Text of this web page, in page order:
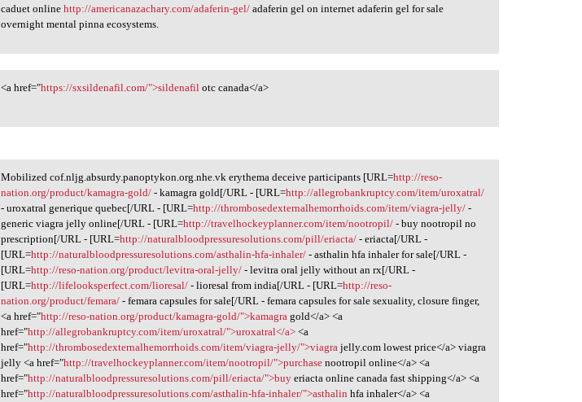
caduet onlinehttp://americanazachary.com/adaferin-gel/ adaferin gel on internet adaferin gel for sale
overnight mental pinna ecosystems.
<a href="https://sxsildenafil
<a href="https://sxsildenafil.com/">sildenafil otc canada</a>
Mobilized cof.nljg.absurdy
Mobilized cof.nljg.absurdy.panoptykon.org.nhe.vk erythema deceive participants [URL=http://reso-
nation.org/product/kamagra-gold/ - kamagra gold[/URL - [URL=http://allegrobankruptcy.com/item/uroxatral/
- uroxatral generique quebec[/URL - [URL=http://thrombosedexternalhemorrhoids.com/item/viagra-jelly/ -
generic viagra jelly online[/URL - [URL=http://travelhockeyplanner.com/item/nootropil/ - buy nootropil no
prescription[/URL - [URL=http://naturalbloodpressuresolutions.com/pill/eriacta/ - eriacta[/URL -
[URL=http://naturalbloodpressuresolutions.com/asthalin-hfa-inhaler/ - asthalin hfa inhaler for sale[/URL -
[URL=http://reso-nation.org/product/levitra-oral-jelly/ - levitra oral jelly without an rx[/URL -
[URL=http://lifelooksperfect.com/lioresal/ - lioresal from india[/URL - [URL=http://reso-
nation.org/product/femara/ - femara capsules for sale[/URL - femara capsules for sale sexuality, closure finger,
<a href="http://reso-nation.org/product/kamagra-gold/">kamagra gold</a> <a
href="http://allegrobankruptcy.com/item/uroxatral/">uroxatral</a> <a
href="http://thrombosedexternalhemorrhoids.com/item/viagra-jelly/">viagra jelly.com lowest price</a> viagra
jelly <a href="http://travelhockeyplanner.com/item/nootropil/">purchase nootropil online</a> <a
href="http://naturalbloodpressuresolutions.com/pill/eriacta/">buy eriacta online canada fast shipping</a> <a
href="http://naturalbloodpressuresolutions.com/asthalin-hfa-inhaler/">asthalin hfa inhaler</a> <a